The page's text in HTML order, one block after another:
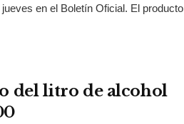
en el Boletín Oficial. El producto
del litro de alcohol